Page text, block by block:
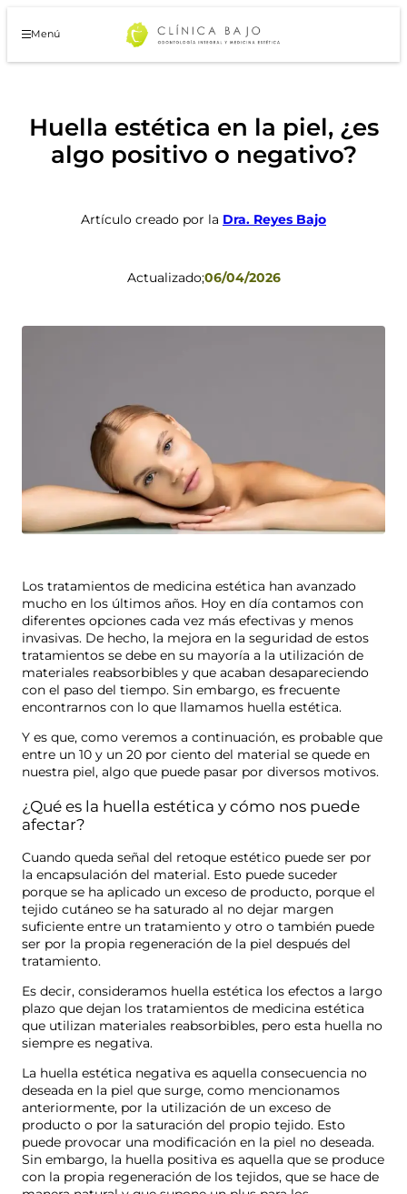
Menú
Huella estética en la piel, ¿es
algo positivo o negativo?
Artículo creado por la Dra. Reyes Bajo
Actualizado;06/04/2026
Los tratamientos de medicina estética han avanzado
mucho en los últimos años. Hoy en día contamos con
diferentes opciones cada vez más efectivas y menos
invasivas. De hecho, la mejora en la seguridad de estos
tratamientos se debe en su mayoría a la utilización de
materiales reabsorbibles y que acaban desapareciendo
con el paso del tiempo. Sin embargo, es frecuente
encontrarnos con lo que llamamos huella estética.
Y es que, como veremos a continuación, es probable que
entre un 10 y un 20 por ciento del material se quede en
nuestra piel, algo que puede pasar por diversos motivos.
¿Qué es la huella estética y cómo nos puede
afectar?
Cuando queda señal del retoque estético puede ser por
la encapsulación del material. Esto puede suceder
porque se ha aplicado un exceso de producto, porque el
tejido cutáneo se ha saturado al no dejar margen
suficiente entre un tratamiento y otro o también puede
ser por la propia regeneración de la piel después del
tratamiento.
Es decir, consideramos huella estética los efectos a largo
plazo que dejan los tratamientos de medicina estética
que utilizan materiales reabsorbibles, pero esta huella no
siempre es negativa.
La huella estética negativa es aquella consecuencia no
deseada en la piel que surge, como mencionamos
anteriormente, por la utilización de un exceso de
producto o por la saturación del propio tejido. Esto
puede provocar una modificación en la piel no deseada.
Sin embargo, la huella positiva es aquella que se produce
con la propia regeneración de los tejidos, que se hace de